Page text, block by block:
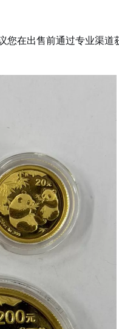
您在出售前通过专业渠道